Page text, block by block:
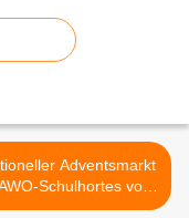
Adventsmarkt
Schulhortes von
Hortkindern für die